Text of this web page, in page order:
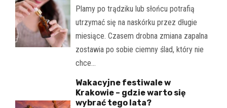
Plamy po trądziku lub słońcu potrafią
utrzymać się na naskórku przez długie
miesiące. Czasem drobna zmiana zapalna
zostawia po sobie ciemny ślad, który nie
chce…
Wakacyjne festiwale w
Krakowie – gdzie warto się
wybrać tego lata?